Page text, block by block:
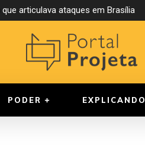
articulava ataques em Brasília
PODER EXPLICANDO